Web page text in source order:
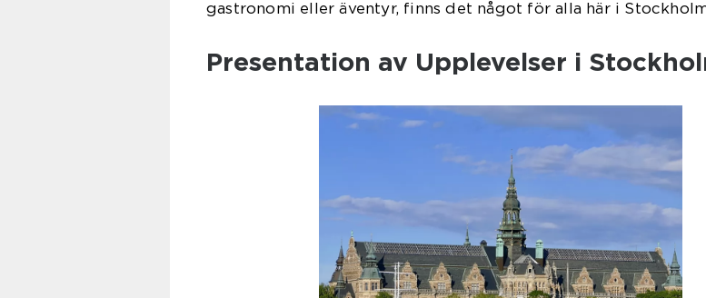
gastronomi eller äventyr, finns det något för alla här i
Presentation av Upplevelser i